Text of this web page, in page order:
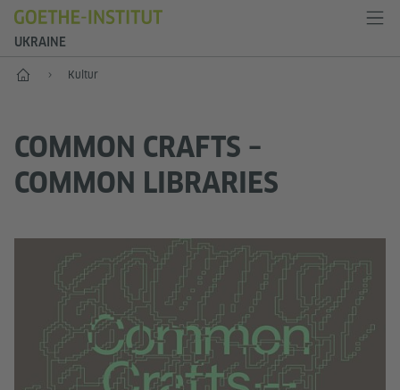
UKRAINE
Start Kultur
COMMON CRAFTS –
COMMON LIBRARIES